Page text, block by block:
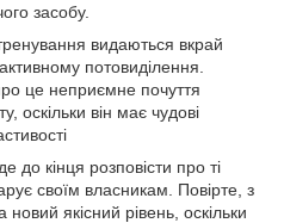
засобу.
видаються вкрай
потовиділення.
це неприємне почуття
оскільки він має чудові
до кінця розповісти про ті
своїм власникам. Повірте, з
якісний рівень, оскільки